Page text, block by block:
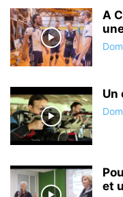
FOOTBALL
HISTOIRE HOMMAGE
INTERNATIONAL JEU
L'INFO PAR LES MOTS
LIBERTÉ LOI
MUNICIPALES NATURE
ORIENT PARLONS CHALON
PORTRAIT
RACISME RÉGIONALES
A
Un
et